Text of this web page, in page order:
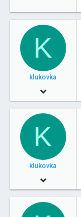
K
klukovka
5 Май 2018
82
K
klukovka
5 Май 2018
82